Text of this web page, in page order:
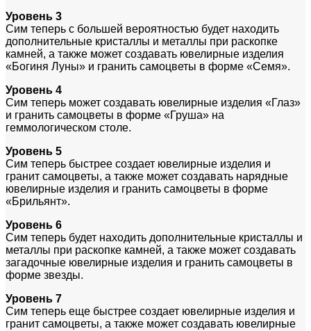
Уровень 3
Сим теперь с большей вероятностью будет находить
дополнительные кристаллы и металлы при раскопке
камней, а также может создавать ювелирные изделия
«Богиня Луны» и гранить самоцветы в форме «Семя».
Уровень 4
Сим теперь может создавать ювелирные изделия «Глаз»
и гранить самоцветы в форме «Груша» на
геммологическом столе.
Уровень 5
Сим теперь быстрее создает ювелирные изделия и
гранит самоцветы, а также может создавать нарядные
ювелирные изделия и гранить самоцветы в форме
«Брильянт».
Уровень 6
Сим теперь будет находить дополнительные кристаллы и
металлы при раскопке камней, а также может создавать
загадочные ювелирные изделия и гранить самоцветы в
форме звезды.
Уровень 7
Сим теперь еще быстрее создает ювелирные изделия и
гранит самоцветы, а также может создавать ювелирные